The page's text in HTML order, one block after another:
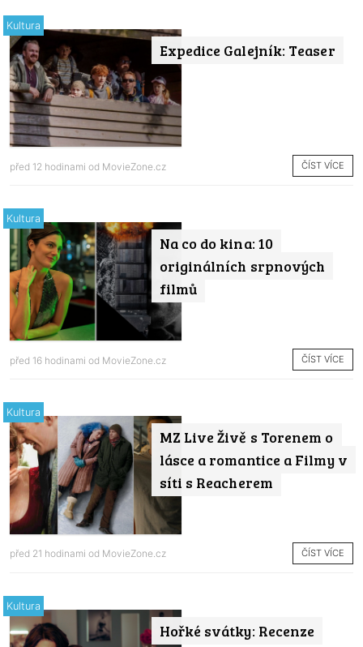
Expedice Galejník: Teaser
Kultura
před 12 hodinami od MovieZone.cz ČÍST VÍCE
Na co do kina: 10
originálních srpnových
filmů
Kultura
před 16 hodinami od MovieZone.cz ČÍST VÍCE
MZ Live Živě s Torenem o
lásce a romantice a Filmy v
síti s Reacherem
Kultura
před 21 hodinami od MovieZone.cz ČÍST VÍCE
Hořké svátky: Recenze
Kultura